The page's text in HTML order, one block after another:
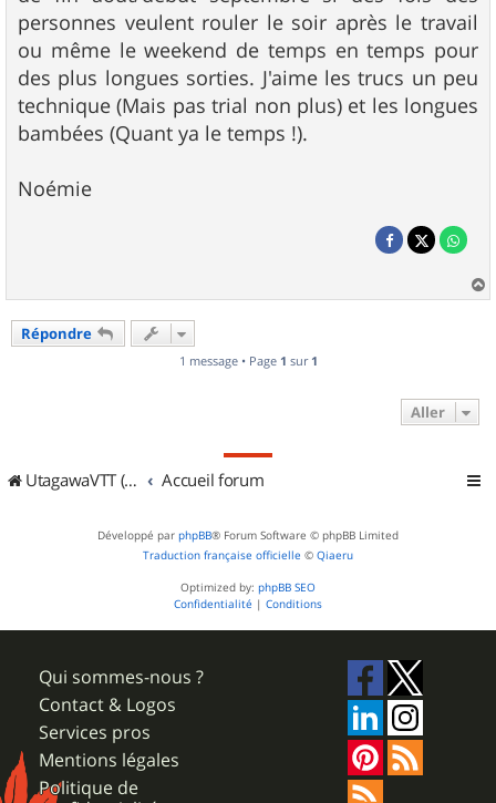
personnes veulent rouler le soir après le travail
ou même le weekend de temps en temps pour
des plus longues sorties. J'aime les trucs un peu
technique (Mais pas trial non plus) et les longues
bambées (Quant ya le temps !).
Noémie
a
Répondre
1 message • Page 1 sur 1
Aller
UtagawaVTT (Randos VTT et VTTAE avec traces GPS) Accueil forum
Développé par phpBB® Forum Software © phpBB Limited
Traduction française officielle © Qiaeru
Optimized by: phpBB SEO
Confidentialité | Conditions
Qui sommes-nous ?
Contact & Logos
Services pros
Mentions légales
Politique de